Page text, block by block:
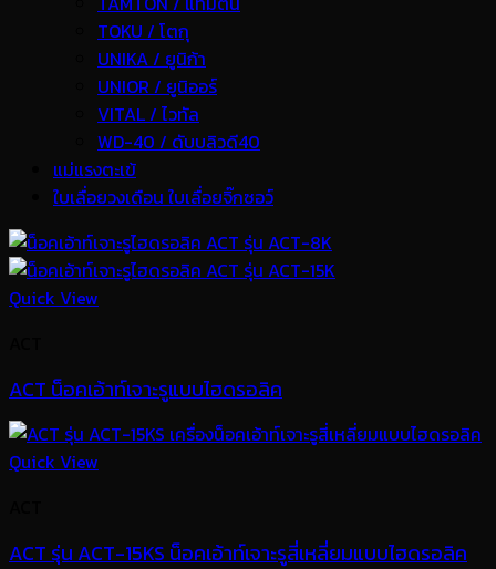
TOKU / โตกุ
UNIKA / ยูนิก้า
UNIOR / ยูนิออร์
VITAL / ไวทัล
WD-40 / ดับบลิวดี40
แม่แรงตะเข้
ใบเลื่อยวงเดือน ใบเลื่อยจิ๊กซอว์
Quick View
ACT น็อคเอ้าท์เจาะรูแบบไฮดรอลิค
Quick View
ACT รุ่น ACT-15KS น็อคเอ้าท์เจาะรูสี่เหลี่ยมแบบไฮดรอลิค